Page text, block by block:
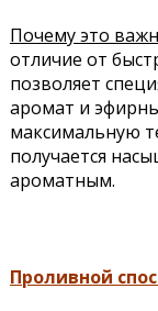
Почему это
отличие от
позволяет
аромат и
максимальную
получается
ароматным.
Проливной